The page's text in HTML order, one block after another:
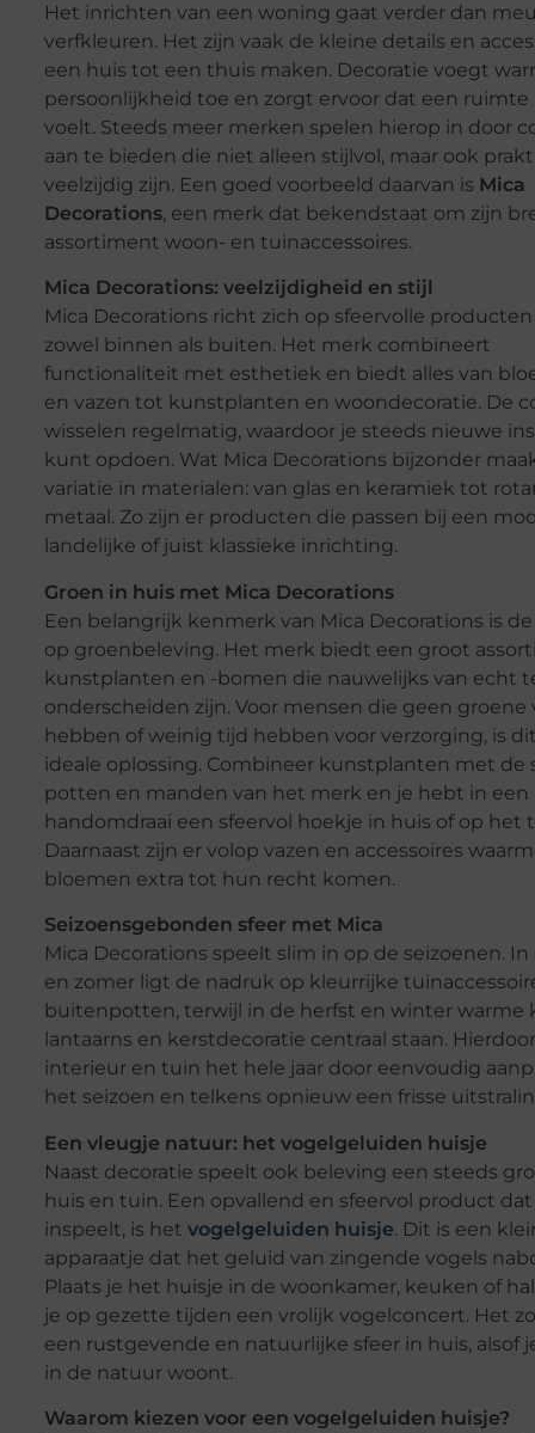
Het inrichten van een woning gaat verder dan
verfkleuren. Het zijn vaak de kleine details en
een huis tot een thuis maken. Decoratie voegt
persoonlijkheid toe en zorgt ervoor dat een ruimte
voelt. Steeds meer merken spelen hierop in door
aan te bieden die niet alleen stijlvol, maar ook
veelzijdig zijn. Een goed voorbeeld daarvan is Mica
Decorations, een merk dat bekendstaat om zijn
assortiment woon- en tuinaccessoires.
Mica Decorations: veelzijdigheid en stijl
Mica Decorations richt zich op sfeervolle
zowel binnen als buiten. Het merk combineert
functionaliteit met esthetiek en biedt alles van
en vazen tot kunstplanten en woondecoratie. De
wisselen regelmatig, waardoor je steeds nieuwe
kunt opdoen. Wat Mica Decorations bijzonder
variatie in materialen: van glas en keramiek tot
metaal. Zo zijn er producten die passen bij een
landelijke of juist klassieke inrichting.
Groen in huis met Mica Decorations
Een belangrijk kenmerk van Mica Decorations is
op groenbeleving. Het merk biedt een groot
kunstplanten en -bomen die nauwelijks van echt
onderscheiden zijn. Voor mensen die geen groene
hebben of weinig tijd hebben voor verzorging, is
ideale oplossing. Combineer kunstplanten met de
potten en manden van het merk en je hebt in een
handomdraai een sfeervol hoekje in huis of op het
Daarnaast zijn er volop vazen en accessoires
bloemen extra tot hun recht komen.
Seizoensgebonden sfeer met Mica
Mica Decorations speelt slim in op de seizoenen.
en zomer ligt de nadruk op kleurrijke
buitenpotten, terwijl in de herfst en winter warme
lantaarns en kerstdecoratie centraal staan.
interieur en tuin het hele jaar door eenvoudig
het seizoen en telkens opnieuw een frisse
Een vleugje natuur: het vogelgeluiden huisje
Naast decoratie speelt ook beleving een steeds
huis en tuin. Een opvallend en sfeervol product
inspeelt, is het vogelgeluiden huisje. Dit is een
apparaatje dat het geluid van zingende vogels
Plaats je het huisje in de woonkamer, keuken of
je op gezette tijden een vrolijk vogelconcert. Het
een rustgevende en natuurlijke sfeer in huis, alsof
in de natuur woont.
Waarom kiezen voor een vogelgeluiden huisje?